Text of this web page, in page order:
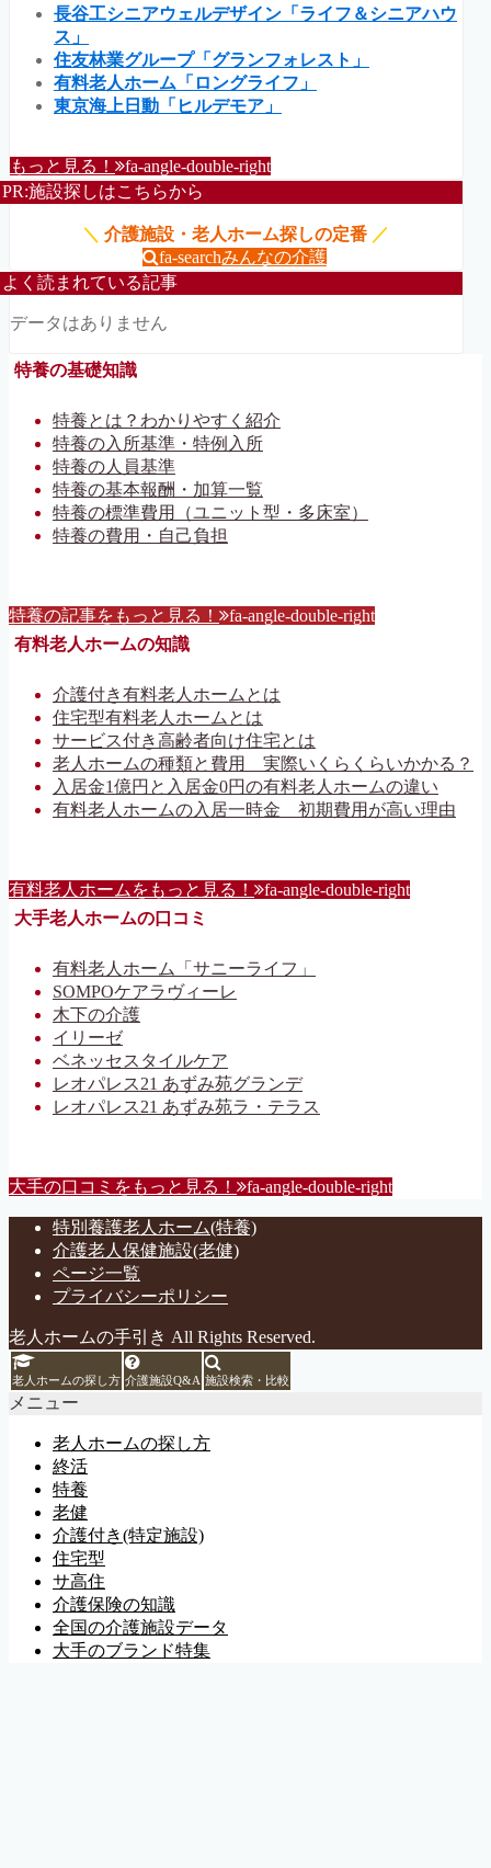
長谷工シニアウェルデザイン「ライフ＆シニアハウ
ス」
住友林業グループ「グランフォレスト」
有料老人ホーム「ロングライフ」
東京海上日動「ヒルデモア」
もっと見る！ fa-angle-double-right
PR:施設探しはこちらから
＼ 介護施設・老人ホーム探しの定番 ／
fa-searchみんなの介護
よく読まれている記事
データはありません
特養の基礎知識
特養とは？わかりやすく紹介
特養の入所基準・特例入所
特養の人員基準
特養の基本報酬・加算一覧
特養の標準費用（ユニット型・多床室）
特養の費用・自己負担
特養の記事をもっと見る！ fa-angle-double-right
有料老人ホームの知識
介護付き有料老人ホームとは
住宅型有料老人ホームとは
サービス付き高齢者向け住宅とは
老人ホームの種類と費用 実際いくらくらいかかる？
入居金1億円と入居金0円の有料老人ホームの違い
有料老人ホームの入居一時金 初期費用が高い理由
有料老人ホームをもっと見る！ fa-angle-double-right
大手老人ホームの口コミ
有料老人ホーム「サニーライフ」
SOMPOケアラヴィーレ
木下の介護
イリーゼ
ベネッセスタイルケア
レオパレス21 あずみ苑グランデ
レオパレス21 あずみ苑ラ・テラス
大手の口コミをもっと見る！ fa-angle-double-right
特別養護老人ホーム(特養)
介護老人保健施設(老健)
ページ一覧
プライバシーポリシー
老人ホームの手引き All Rights Reserved.
老人ホームの探し方 介護施設Q&A 施設検索・比較
メニュー
老人ホームの探し方
終活
特養
老健
介護付き(特定施設)
住宅型
サ高住
介護保険の知識
全国の介護施設データ
大手のブランド特集